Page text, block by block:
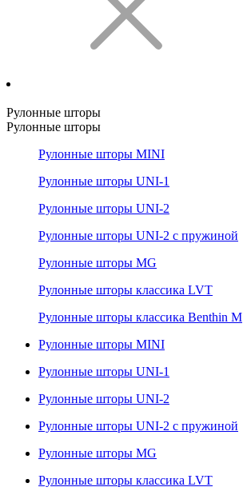
Рулонные шторы
Рулонные шторы
Рулонные шторы MINI
Рулонные шторы UNI-1
Рулонные шторы UNI-2
Рулонные шторы UNI-2 с пружиной
Рулонные шторы MG
Рулонные шторы классика LVT
Рулонные шторы классика Benthin M
Рулонные шторы MINI
Рулонные шторы UNI-1
Рулонные шторы UNI-2
Рулонные шторы UNI-2 с пружиной
Рулонные шторы MG
Рулонные шторы классика LVT